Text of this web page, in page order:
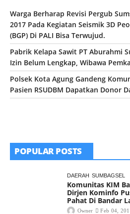
Warga Berharap Revisi Pergub
2017 Pada Kegiatan Seismik 3D
(BGP) Di PALI Bisa Terwujud.
Pabrik Kelapa Sawit PT Aburahmi
Izin Belum Lengkap, Wibawa
Polsek Kota Agung Gandeng
Pasien RSUDBM Dapatkan Donor
POPULAR POSTS
DAERAH SUMBAGSEL
Komunitas KIM
Dirjen Kominfo
Pahat Di Bandar
Owner Feb 04,